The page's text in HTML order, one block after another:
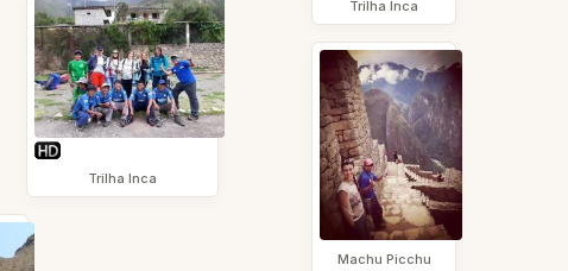
Trilha Inca
Trilha Inca
Machu Picchu